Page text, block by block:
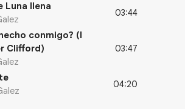
Luna llena
03:44
conmigo? (I
Clifford)
03:47
04:20